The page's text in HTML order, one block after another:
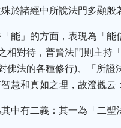
諸經中所說法門多顯般
能」的方面，表現為「
相對待，普賢法門則主持
佛法的各種修行)、「所
慧和真如之理，故澄觀云
中有二義：其一為「二聖